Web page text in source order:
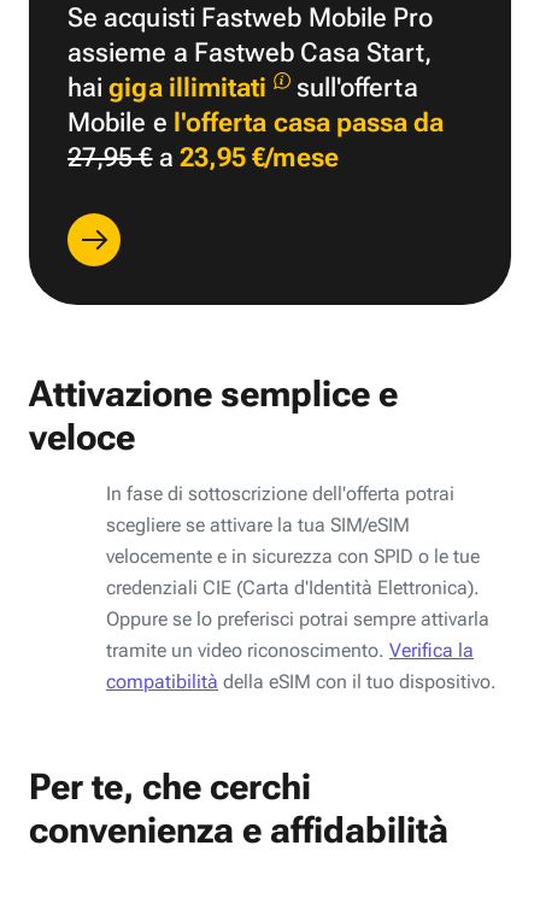
Se acquisti Fastweb Mobile Pro
assieme a Fastweb Casa Start,
haigiga illimitati
sull'offerta
Mobile e l'offerta casa passa da
27,95 €a 23,95 €/mese
Attivazione semplice e
veloce
In fase di sottoscrizione dell'offerta potrai
scegliere se attivare la tua SIM/eSIM
velocemente e in sicurezza con SPID o le tue
credenziali CIE (Carta d'Identità Elettronica).
Oppure se lo preferisci potrai sempre attivarla
tramite un video riconoscimento. Verifica la
compatibilità della eSIM con il tuo dispositivo.
Per te, che cerchi
convenienza e affidabilità